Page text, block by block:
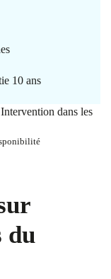
10 ans
dans les
du